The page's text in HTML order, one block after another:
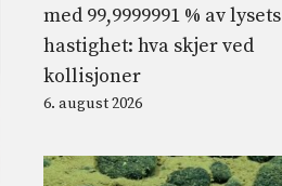
med 99,9999991 % av lysets
hastighet: hva skjer ved
kollisjoner
6. august 2026